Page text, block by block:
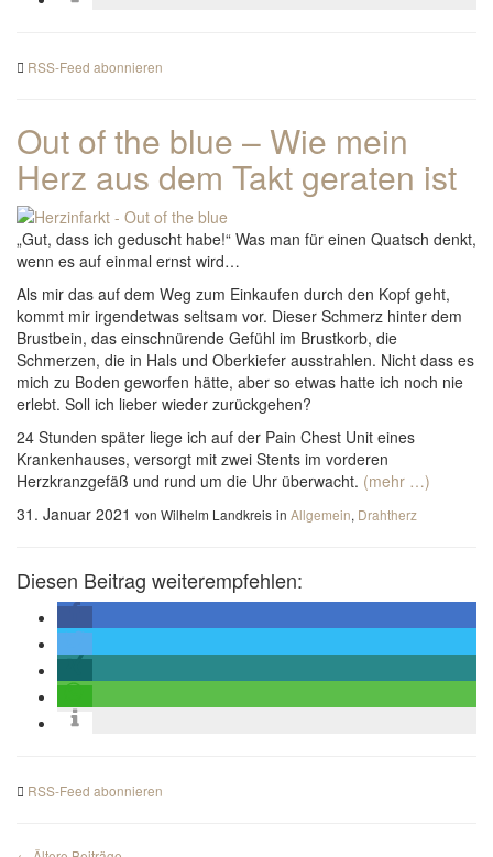
RSS-Feed abonnieren
Out of the blue – Wie mein
Herz aus dem Takt geraten ist
„Gut, dass ich geduscht habe!“ Was man für einen Quatsch denkt,
wenn es auf einmal ernst wird…
Als mir das auf dem Weg zum Einkaufen durch den Kopf geht,
kommt mir irgendetwas seltsam vor. Dieser Schmerz hinter dem
Brustbein, das einschnürende Gefühl im Brustkorb, die
Schmerzen, die in Hals und Oberkiefer ausstrahlen. Nicht dass es
mich zu Boden geworfen hätte, aber so etwas hatte ich noch nie
erlebt. Soll ich lieber wieder zurückgehen?
24 Stunden später liege ich auf der Pain Chest Unit eines
Krankenhauses, versorgt mit zwei Stents im vorderen
Herzkranzgefäß und rund um die Uhr überwacht. (mehr …)
31. Januar 2021 von Wilhelm Landkreis in Allgemein, Drahtherz
Diesen Beitrag weiterempfehlen:
RSS-Feed abonnieren